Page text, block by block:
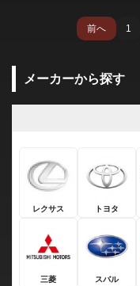
前へ 1
メーカーから探す
レクサス トヨタ
三菱 スバル